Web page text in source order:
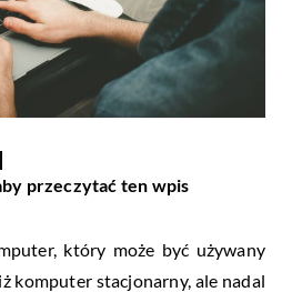
przeczytać ten wpis
który może być używany
komputer stacjonarny, ale nadal